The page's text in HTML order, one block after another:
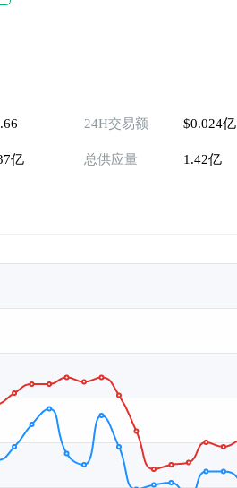
24H交易额 $0.024亿
亿 总供应量 1.42亿